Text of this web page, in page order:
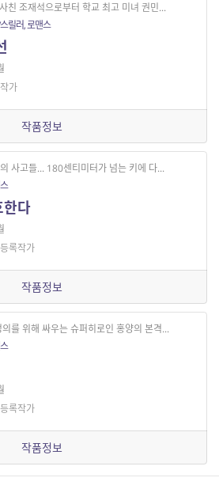
친 조재석으로부터 학교 최고 미녀 권민...
릴러, 로맨스
가
작품정보
사고들... 180센티미터가 넘는 키에 다...
한다
등록작가
작품정보
를 위해 싸우는 슈퍼히로인 홍양의 본격...
등록작가
작품정보